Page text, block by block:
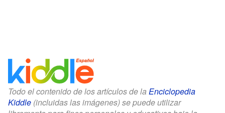
Todo el contenido de los artículos de la Enciclopedia
Kiddle (incluidas las imágenes) se puede utilizar